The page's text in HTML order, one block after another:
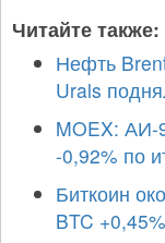
Читайте также:
Нефть
Urals
MOEX: АИ-
-0,92% по
Биткоин
BTC